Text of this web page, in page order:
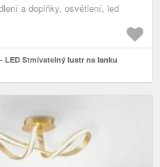
a doplňky, osvětlení, led
LED Stmívatelný lustr na lanku